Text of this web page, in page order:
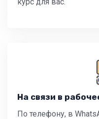
На связи в
По телефону, в